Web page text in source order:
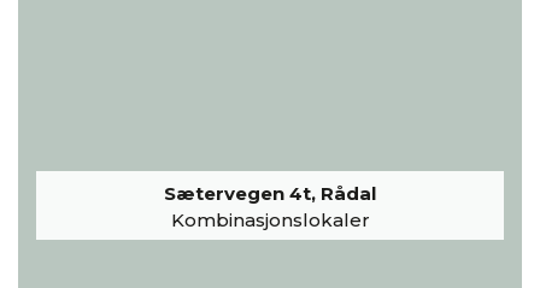
Sætervegen 4t, Rådal
Kombinasjonslokaler